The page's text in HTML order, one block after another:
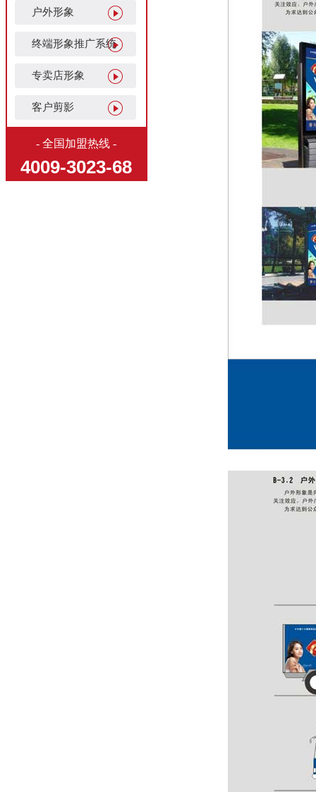
户外形象
终端形象推广系统
专卖店形象
客户剪影
- 全国加盟热线 -
4009-3023-68